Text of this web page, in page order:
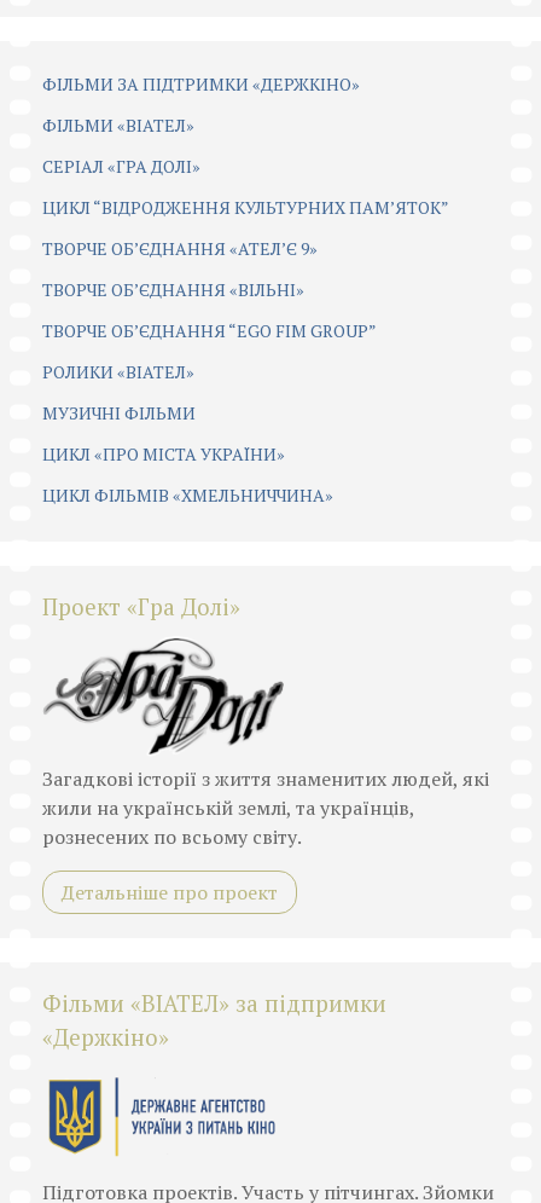
ФІЛЬМИ ЗА ПІДТРИМКИ «ДЕРЖКІНО»
ФІЛЬМИ «ВІАТЕЛ»
СЕРІАЛ «ГРА ДОЛІ»
ЦИКЛ “ВІДРОДЖЕННЯ КУЛЬТУРНИХ ПАМ’ЯТОК”
ТВОРЧЕ ОБ’ЄДНАННЯ «АТЕЛ’Є 9»
ТВОРЧЕ ОБ’ЄДНАННЯ «ВІЛЬНІ»
ТВОРЧЕ ОБ’ЄДНАННЯ “EGO FIM GROUP”
РОЛИКИ «ВІАТЕЛ»
МУЗИЧНІ ФІЛЬМИ
ЦИКЛ «ПРО МІСТА УКРАЇНИ»
ЦИКЛ ФІЛЬМІВ «ХМЕЛЬНИЧЧИНА»
Проект «Гра Долі»
Загадкові історії з життя знаменитих людей, які
жили на українській землі, та українців,
рознесених по всьому світу.
Детальніше про проект
Фільми «ВІАТЕЛ» за підпримки
«Держкіно»
Підготовка проектів. Участь у пітчингах. Зйомки